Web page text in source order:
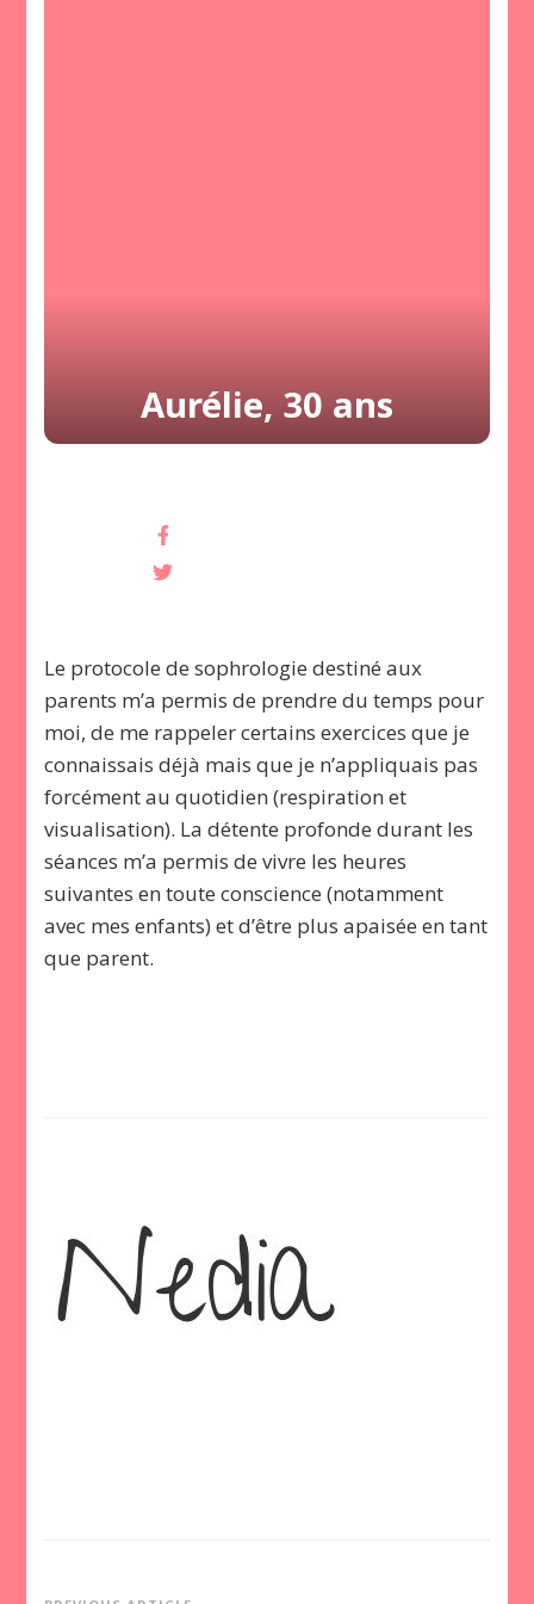
Aurélie, 30 ans
Le protocole de sophrologie destiné aux
parents m’a permis de prendre du temps pour
moi, de me rappeler certains exercices que je
connaissais déjà mais que je n’appliquais pas
forcément au quotidien (respiration et
visualisation). La détente profonde durant les
séances m’a permis de vivre les heures
suivantes en toute conscience (notamment
avec mes enfants) et d’être plus apaisée en tant
que parent.